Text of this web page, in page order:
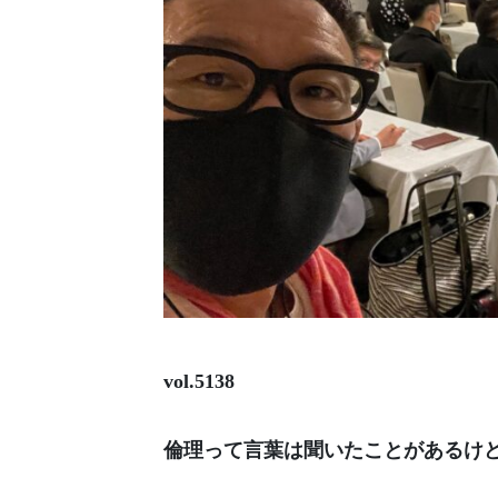
vol.5138
倫理って言葉は聞いたことがあるけ